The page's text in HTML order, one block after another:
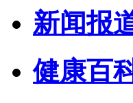
新闻报
健康百